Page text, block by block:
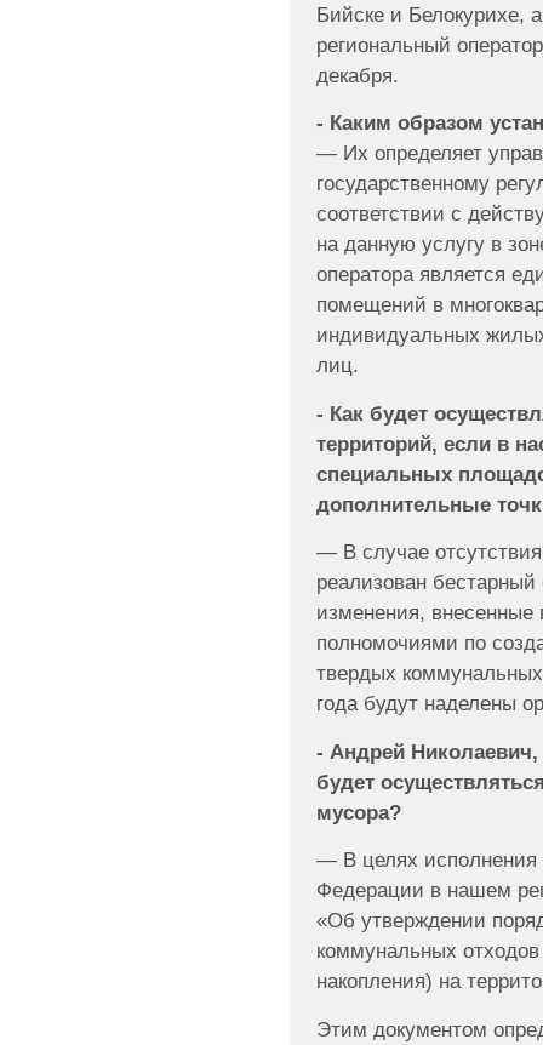
Бийске и Белокурихе,
региональный
декабря.
- Каким образом
— Их определяет
государственному
соответствии с
на данную услугу в
оператора является
помещений в
индивидуальных
лиц.
- Как будет
территорий, если в
специальных
дополнительные
— В случае
реализован
изменения, внесенные
полномочиями по
твердых
года будут наделены
- Андрей Николаевич,
будет
мусора?
— В целях исполнения
Федерации в нашем
«Об утверждении
коммунальных
накопления) на
Этим документом